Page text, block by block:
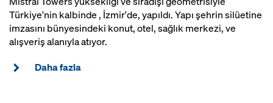
Türkiye'nin kalbinde , İzmir'de, yapıldı. Yapı şehrin silüetine
imzasını bünyesindeki konut, otel, sağlık merkezi, ve
alışveriş alanıyla atıyor.
Daha fazla